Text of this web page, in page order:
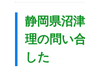
静岡県沼
理の問い
した